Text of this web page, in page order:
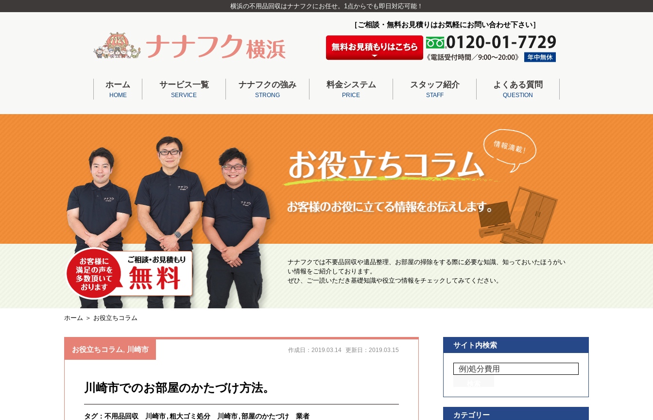
横浜の不用品回収はナナフクにお任せ。1点からでも即日対応可能！
［ご相談・無料お見積りはお気軽にお問い合わせ下さい］
ホーム
HOME
サービス一覧
SERVICE
ナナフクの強み
STRONG
料金システム
PRICE
スタッフ紹介
STAFF
よくある質問
QUESTION
ナナフクでは不要品回収や遺品整理、お部屋の掃除をする際に必要な知識、知っておいたほうがい
い情報をご紹介しております。
ぜひ、ご一読いただき基礎知識や役立つ情報をチェックしてみてください。
ホーム ＞ お役立ちコラム
お役立ちコラム, 川崎市 作成日：2019.03.14 更新日：2019.03.15
川崎市でのお部屋のかたづけ方法。
タグ： 不用品回収 川崎市 粗大ゴミ処分 川崎市 部屋のかたづけ 業者
サイト内検索
カテゴリー